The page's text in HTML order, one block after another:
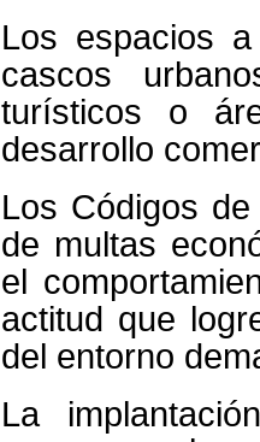
Los espacios
cascos
turísticos o
desarrollo
Los Códigos
de multas
el
actitud que
del entorno
La